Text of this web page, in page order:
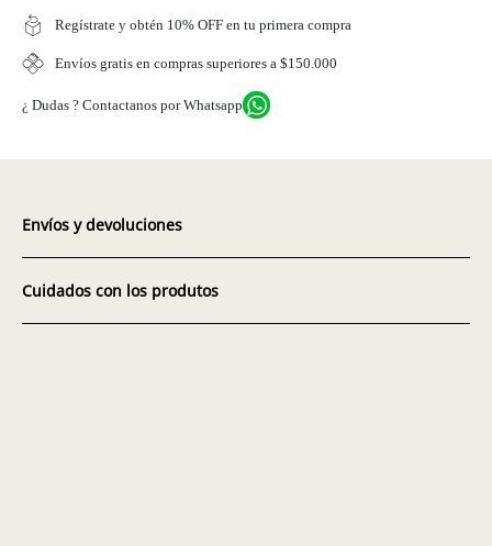
Regístrate y obtén 10% OFF en tu primera compra
Envíos gratis en compras superiores a $150.000
¿ Dudas ? Contactanos por Whatsapp
Envíos y devoluciones
Cuidados con los produtos